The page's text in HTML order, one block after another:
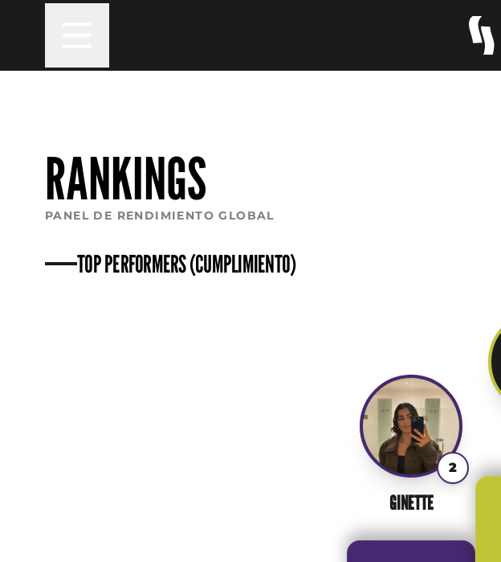
RANKINGS
PANEL DE RENDIMIENTO GLOBAL
TOP PERFORMERS (CUMPLIMIENTO)
2
GINETTE